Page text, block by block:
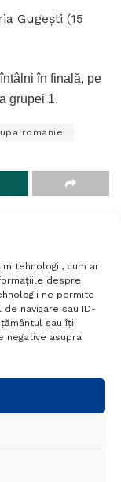
tehnologii, cum ar
despre
ne permite
navigare sau ID-
sau îți
negative asupra
Gugești (15
în finală, pe
grupei 1.
romaniei